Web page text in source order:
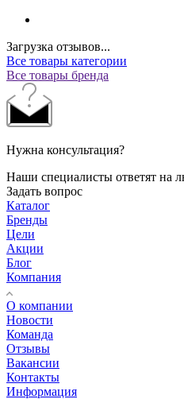
Загрузка отзывов...
Все товары категории
Все товары бренда
Нужна консультация?
Наши специалисты ответят на
Задать вопрос
Каталог
Бренды
Цели
Акции
Блог
Компания
О компании
Новости
Команда
Отзывы
Вакансии
Контакты
Информация